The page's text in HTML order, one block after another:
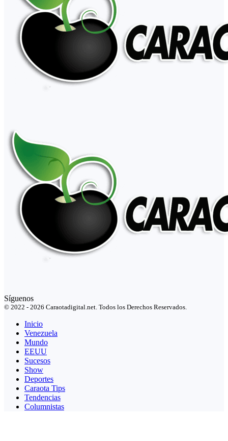
Síguenos
© 2022 - 2026 Caraotadigital.net. Todos los Derechos Reservados.
Inicio
Venezuela
Mundo
EEUU
Sucesos
Show
Deportes
Caraota Tips
Tendencias
Columnistas